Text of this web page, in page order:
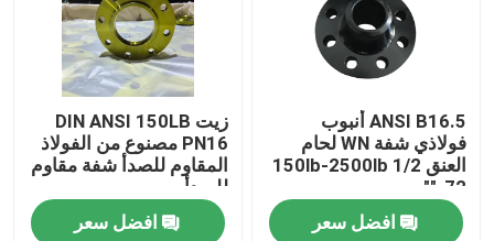
ANSI B16.5 أنبوب
فولاذي شفة WN لحام
العنق 150lb-2500lb 1/2
"-72"
افضل سعر
زيت DIN ANSI 150LB
PN16 مصنوع من الفولاذ
المقاوم للصدأ شفة مقاوم
للصدأ ،
افضل سعر